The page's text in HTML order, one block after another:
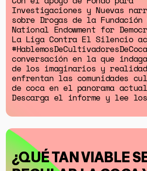
GÉNERO
DERECHOS
SALUD MENTAL
EMERGENCIA
HERRAMIENTAS
Investigaciones y Nuevas
sobre Drogas de la
National Endowment for
La Liga Contra El Silencio
conversación en la que
de los imaginarios y
enfrentan las comunidades
de coca en el panorama
Descarga el informe y lee
¿QUÉ TAN VIABLE